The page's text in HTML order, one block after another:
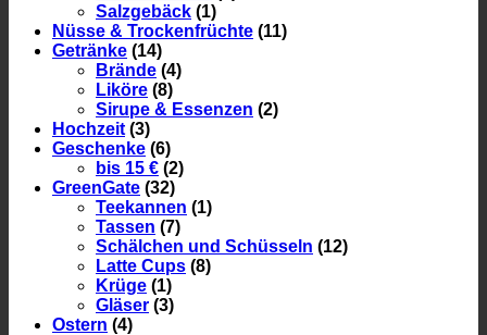
Salzgebäck (1)
Nüsse & Trockenfrüchte (11)
Getränke (14)
Brände (4)
Liköre (8)
Sirupe & Essenzen (2)
Hochzeit (3)
Geschenke (6)
bis 15 € (2)
GreenGate (32)
Teekannen (1)
Tassen (7)
Schälchen und Schüsseln (12)
Latte Cups (8)
Krüge (1)
Gläser (3)
Ostern (4)